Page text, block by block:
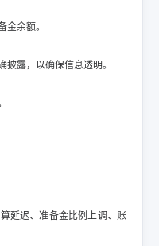
金余额。
露，以确保信息透明。
延迟、准备金比例上调、账